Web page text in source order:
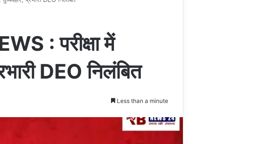
: परीक्षा में
DEO निलंबित
Less than a minute